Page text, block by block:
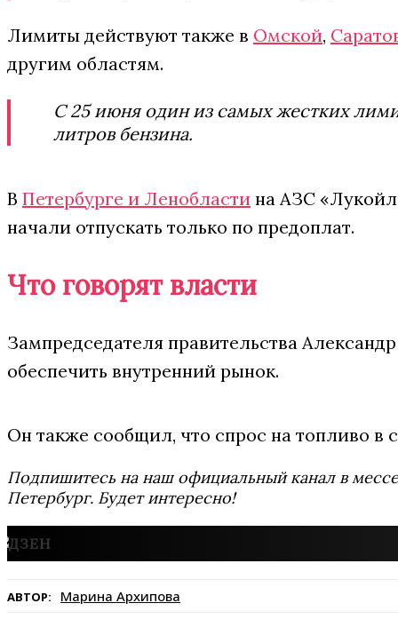
Лимиты действуют также в Омской,
другим областям.
С 25 июня один из самых жестких
литров бензина.
В Петербурге и Ленобласти на АЗС
начали отпускать только по предоплат.
Что говорят власти
Зампредседателя правительства
обеспечить внутренний рынок.
Он также сообщил, что спрос на топливо в
Подпишитесь на наш официальный канал в
Петербург. Будет интересно!
АВТОР: Марина Архипова